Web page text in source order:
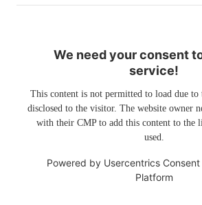
We need your consent
service!
This content is not permitted to load due to
disclosed to the visitor. The website owner
with their CMP to add this content to the
used.
Powered by Usercentrics
Platform